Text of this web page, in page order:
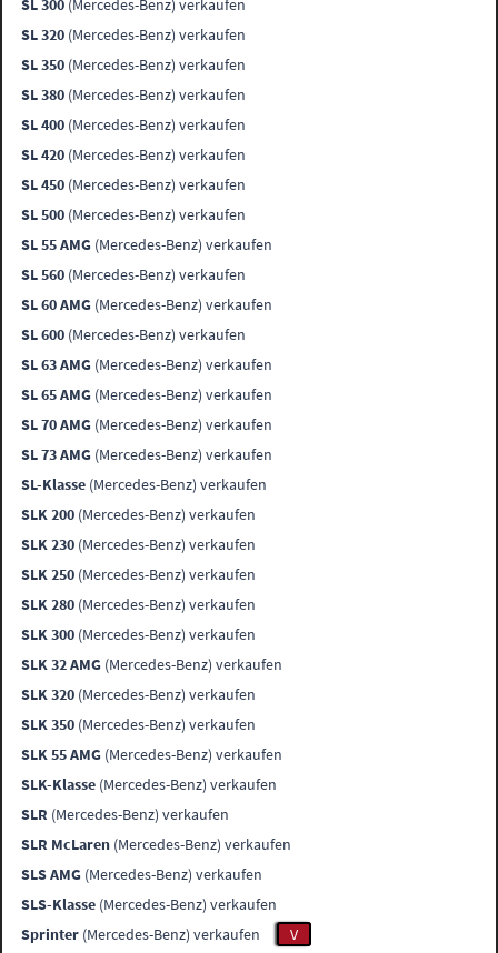
SL 300 (Mercedes-Benz) verkaufen
SL 320 (Mercedes-Benz) verkaufen
SL 350 (Mercedes-Benz) verkaufen
SL 380 (Mercedes-Benz) verkaufen
SL 400 (Mercedes-Benz) verkaufen
SL 420 (Mercedes-Benz) verkaufen
SL 450 (Mercedes-Benz) verkaufen
SL 500 (Mercedes-Benz) verkaufen
SL 55 AMG (Mercedes-Benz) verkaufen
SL 560 (Mercedes-Benz) verkaufen
SL 60 AMG (Mercedes-Benz) verkaufen
SL 600 (Mercedes-Benz) verkaufen
SL 63 AMG (Mercedes-Benz) verkaufen
SL 65 AMG (Mercedes-Benz) verkaufen
SL 70 AMG (Mercedes-Benz) verkaufen
SL 73 AMG (Mercedes-Benz) verkaufen
SL-Klasse (Mercedes-Benz) verkaufen
SLK 200 (Mercedes-Benz) verkaufen
SLK 230 (Mercedes-Benz) verkaufen
SLK 250 (Mercedes-Benz) verkaufen
SLK 280 (Mercedes-Benz) verkaufen
SLK 300 (Mercedes-Benz) verkaufen
SLK 32 AMG (Mercedes-Benz) verkaufen
SLK 320 (Mercedes-Benz) verkaufen
SLK 350 (Mercedes-Benz) verkaufen
SLK 55 AMG (Mercedes-Benz) verkaufen
SLK-Klasse (Mercedes-Benz) verkaufen
SLR (Mercedes-Benz) verkaufen
SLR McLaren (Mercedes-Benz) verkaufen
SLS AMG (Mercedes-Benz) verkaufen
SLS-Klasse (Mercedes-Benz) verkaufen
Sprinter (Mercedes-Benz) verkaufen
V